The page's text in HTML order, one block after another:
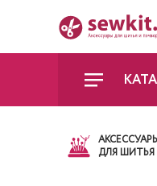
ДЛЯ ШИТЬЯ